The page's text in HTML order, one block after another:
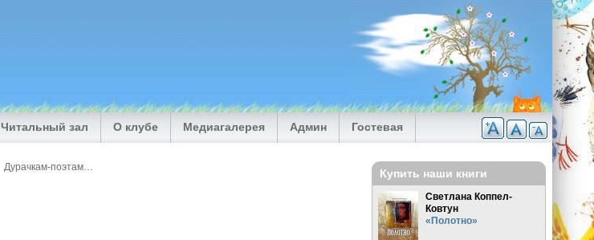
Читальный зал О клубе Медиагалерея Админ Гостевая
Дурачкам-поэтам…
Купить наши книги
Светлана Коппел-
Ковтун
«Полотно»